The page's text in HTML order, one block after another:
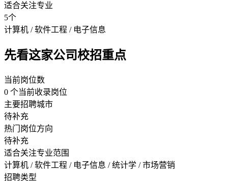
适合关注专业
5个
计算机 / 软件工程 / 电子信息
先看这家公司校招重点
当前岗位数
0 个当前收录岗位
主要招聘城市
待补充
热门岗位方向
待补充
适合关注专业范围
计算机 / 软件工程 / 电子信息 / 统计学 / 市场营销
招聘类型